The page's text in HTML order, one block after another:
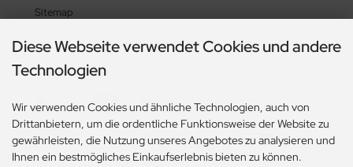
Sitemap
Zahlungsmethoden
Diese Webseite verwendet Cookies und andere
Technologien
Wir verwenden Cookies und ähnliche Technologien, auch von
Drittanbietern, um die ordentliche Funktionsweise der Website zu
gewährleisten, die Nutzung unseres Angebotes zu analysieren und
Ihnen ein bestmögliches Einkaufserlebnis bieten zu können.